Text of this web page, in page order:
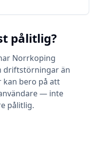
pålitlig?
Norrkoping
driftstörningar än
kan bero på att
— inte
pålitlig.